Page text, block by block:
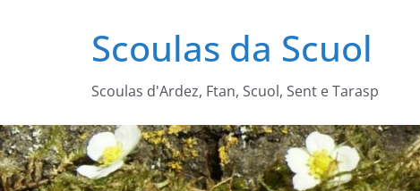
Scoulas da Scuol
Scoulas d'Ardez, Ftan, Scuol, Sent e Tarasp